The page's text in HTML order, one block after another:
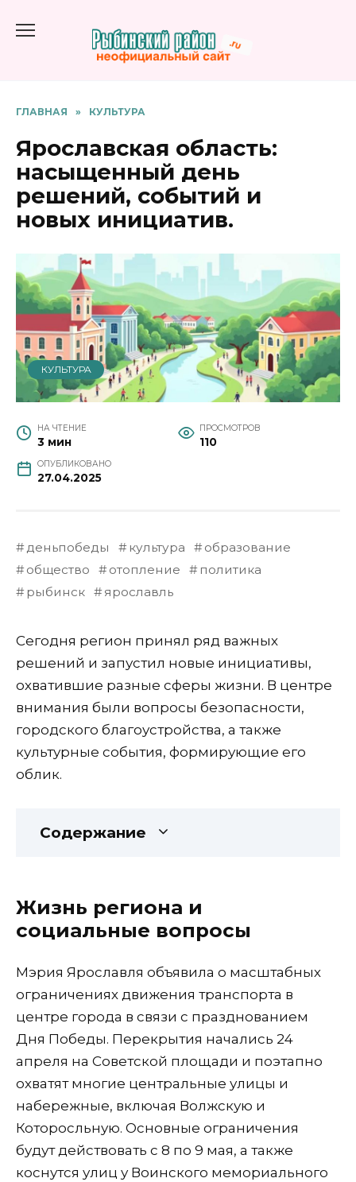
содержанию
ГЛАВНАЯ » КУЛЬТУРА
Ярославская область:
насыщенный день
решений, событий и
новых инициатив.
КУЛЬТУРА
НА ЧТЕНИЕ
3 мин
ПРОСМОТРОВ
110
ОПУБЛИКОВАНО
27.04.2025
деньпобеды культура
образование
общество
отопление
политика
рыбинск
ярославль
Сегодня регион принял ряд важных
решений и запустил новые инициативы,
охватившие разные сферы жизни. В центре
внимания были вопросы безопасности,
городского благоустройства, а также
культурные события, формирующие его
облик.
Содержание
Жизнь региона и
социальные вопросы
Мэрия Ярославля объявила о масштабных
ограничениях движения транспорта в
центре города в связи с празднованием
Дня Победы. Перекрытия начались 24
апреля на Советской площади и поэтапно
охватят многие центральные улицы и
набережные, включая Волжскую и
Которосльную. Основные ограничения
будут действовать с 8 по 9 мая, а также
коснутся улиц у Воинского мемориального